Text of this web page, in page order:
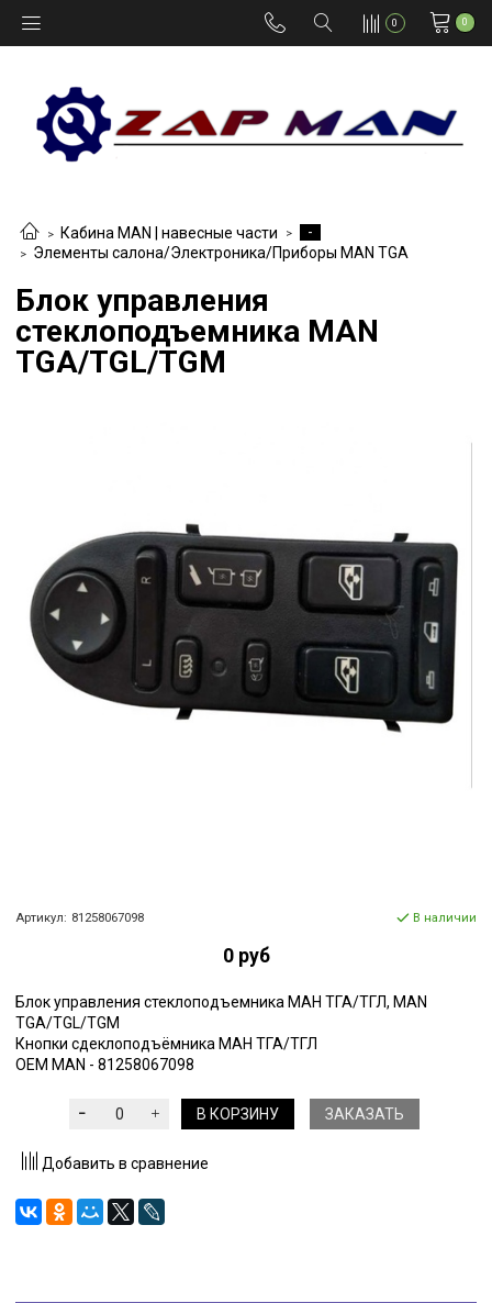
0 0
Кабина MAN | навесные части
-
Элементы салона/Электроника/Приборы MAN TGA
Блок управления
стеклоподъемника MAN
TGA/TGL/TGM
Артикул: 81258067098 В наличии
0 руб
Блок управления стеклоподъемника МАН ТГА/ТГЛ, MAN
TGA/TGL/TGM
Кнопки сдеклоподъёмника МАН ТГА/ТГЛ
OEM MAN - 81258067098
В КОРЗИНУ ЗАКАЗАТЬ
Добавить в сравнение